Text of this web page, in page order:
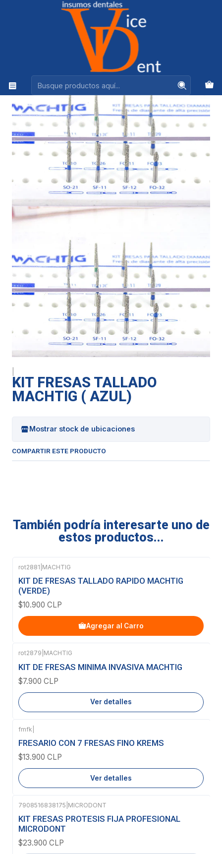
Ventas +56944575313
FRESAS Y PULIDO
KIT FRESAS TALLADO MACHTIG ( AZUL)
KIT FRESAS TALLADO
MACHTIG ( AZUL)
Mostrar stock de ubicaciones
COMPARTIR ESTE PRODUCTO
También podría interesarte uno de
estos productos...
rot2881 MACHTIG
KIT DE FRESAS TALLADO RAPIDO MACHTIG
(VERDE)
$10.900 CLP
Agregar al Carro
Agotado
rot2879 MACHTIG
KIT DE FRESAS MINIMA INVASIVA MACHTIG
$7.900 CLP
Ver detalles
Agotado
fmfk
FRESARIO CON 7 FRESAS FINO KREMS
$13.900 CLP
Ver detalles
Agotado
7908516838175 MICRODONT
KIT FRESAS PROTESIS FIJA PROFESIONAL
MICRODONT
$23.900 CLP